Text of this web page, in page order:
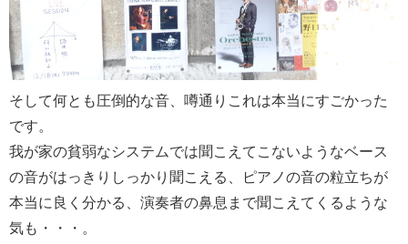
そして何とも圧倒的な音、噂通りこれは本当にすごかった
です。
我が家の貧弱なシステムでは聞こえてこないようなベース
の音がはっきりしっかり聞こえる、ピアノの音の粒立ちが
本当に良く分かる、演奏者の鼻息まで聞こえてくるような
気も・・・。